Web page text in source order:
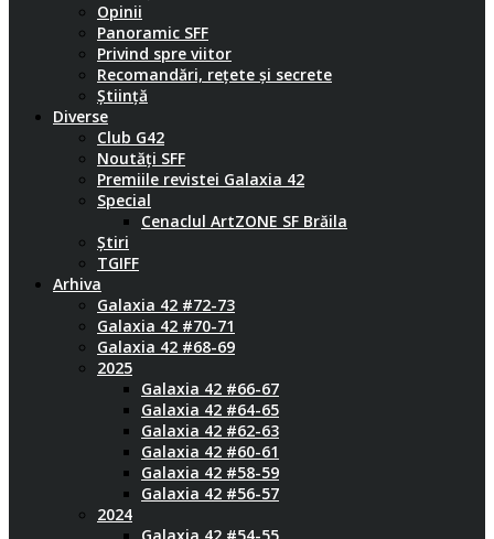
Opinii
Panoramic SFF
Privind spre viitor
Recomandări, rețete și secrete
Știință
Diverse
Club G42
Noutăți SFF
Premiile revistei Galaxia 42
Special
Cenaclul ArtZONE SF Brăila
Știri
TGIFF
Arhiva
Galaxia 42 #72-73
Galaxia 42 #70-71
Galaxia 42 #68-69
2025
Galaxia 42 #66-67
Galaxia 42 #64-65
Galaxia 42 #62-63
Galaxia 42 #60-61
Galaxia 42 #58-59
Galaxia 42 #56-57
2024